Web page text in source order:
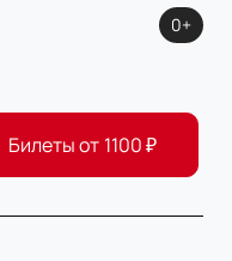
0+
Билеты от 1100₽